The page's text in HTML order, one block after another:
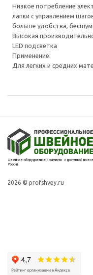
Низкое потребление
лапки с управлением
больше удобства,
Высокая
LED подсветка
Применение:
Для легких и средних
Швейное оборудование и запчасти с доставкой по
России
2026 © profshvey.ru